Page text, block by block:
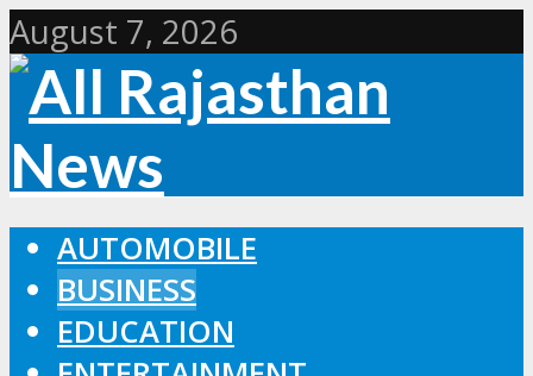
August 7, 2026
AUTOMOBILE
BUSINESS
EDUCATION